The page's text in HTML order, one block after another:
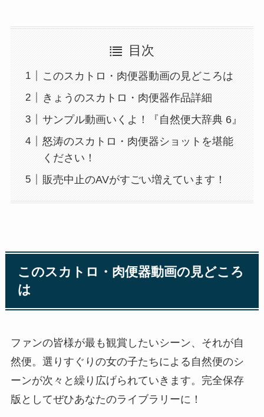
目次
このスカトロ・肉便器動画の見どころは
きょうのスカトロ・肉便器作品詳細
サンプル動画いくよ！『自然便大辞典 6』
怒涛のスカトロ・肉便器ショットを堪能
ください！
販売中止のAVがすごい増えています！
このスカトロ・肉便器動画の見どころ
は
ファンの皆様が最も観賞したいシーン、それが自
然便。選りすぐりの女の子たちによる自然便のシ
ーンが次々と繰り広げられていきます。完全保存
版としてぜひあなたのライブラリーに！